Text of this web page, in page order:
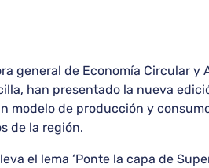
general de Economía Circular y
han presentado la nueva
modelo de producción y
de la región.
el lema ‘Ponte la capa de